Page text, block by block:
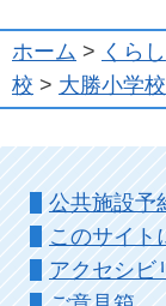
ホーム > くらし
校 > 大勝小学校
公共施設予
このサイト
アクセシビ